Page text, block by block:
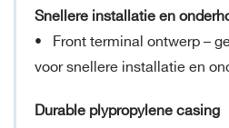
Snellere installatie en
• Front terminal ontwerp –
voor snellere installatie en
Durable plypropylene casing